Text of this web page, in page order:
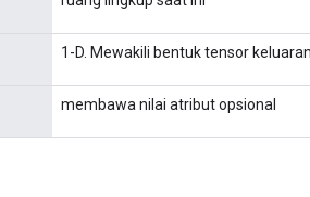
1-D. Mewakili bentuk tensor
membawa nilai atribut opsional